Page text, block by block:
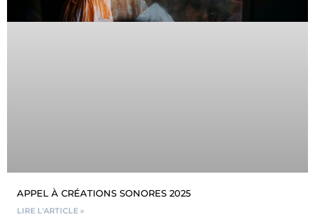
APPEL À CRÉATIONS SONORES 2025
LIRE L'ARTICLE »